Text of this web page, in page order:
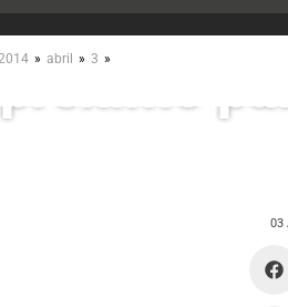
» abril » 3 »
para
03